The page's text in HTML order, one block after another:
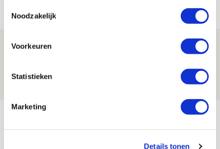
Noodzakelijk
Voorkeuren
Statistieken
Marketing
Details tonen
Ter Stegen over uitdagingen en
05 AUGUSTUS 2026 - 20:00
aanwinsten in thuisduel met